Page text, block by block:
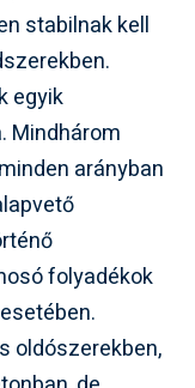
stabilnak kell
egyik
Mindhárom
arányban
folyadékok
oldószerekben,